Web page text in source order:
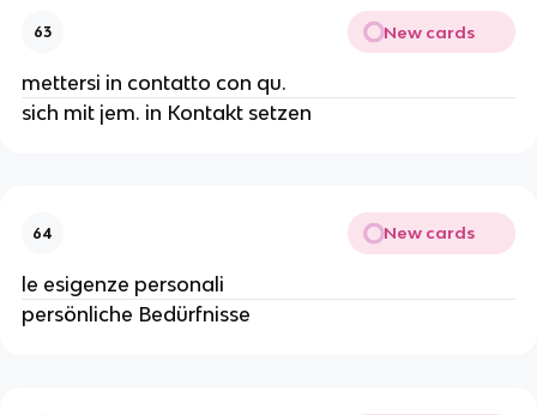
63 New cards
mettersi in contatto con qu.
sich mit jem. in Kontakt setzen
64 New cards
le esigenze personali
persönliche Bedürfnisse